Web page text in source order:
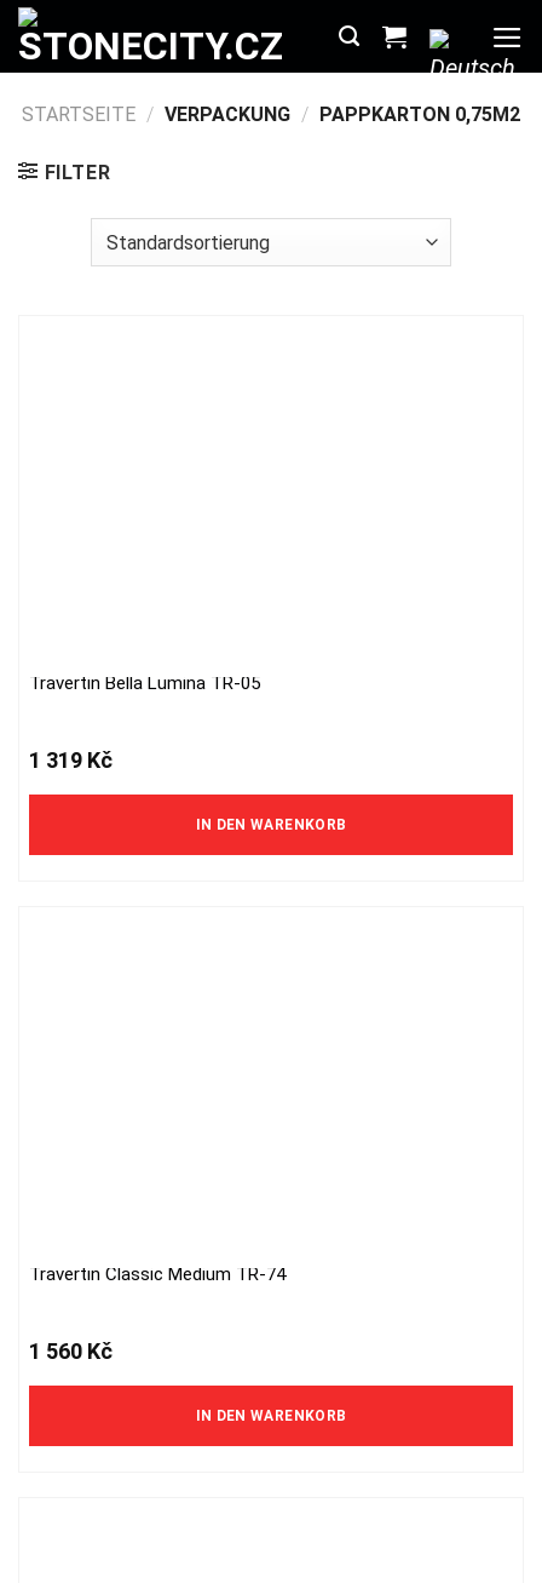
Zum
Inhalt
springen
STARTSEITE / VERPACKUNG / PAPPKARTON 0,75M2
FILTER
Travertin Bella Lumina TR-05
1 319 Kč
IN DEN WARENKORB
Travertin Classic Medium TR-74
1 560 Kč
IN DEN WARENKORB